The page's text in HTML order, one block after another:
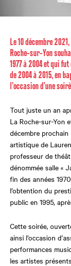
Le 10 décembre
Roche-sur-Yon
1977 à 2004 et qui
de 2004 à 2015, en
l’occasion d’une
Tout juste un an
La Roche-sur-Yon
décembre
artistique de
professeur de
dénommée salle «
fin des années
l’obtention du
public en 1995,
Cette soirée,
ainsi l’occasion
performances
les artistes